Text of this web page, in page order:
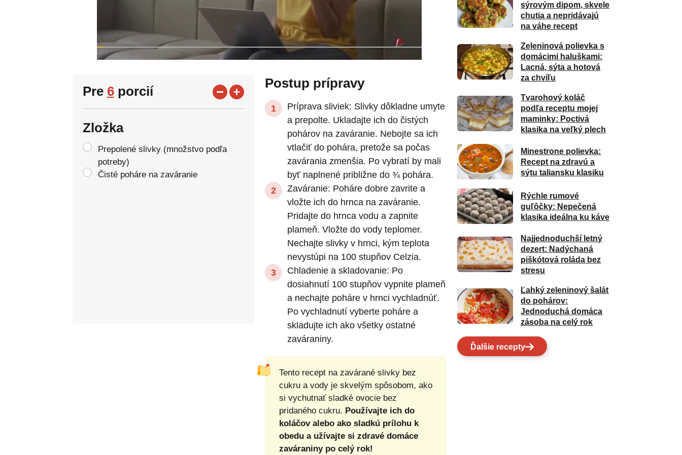
Pre 6porcií
Zložka
Prepolené slivky (množstvo podľa
potreby)
Čisté poháre na zaváranie
Postup prípravy
Príprava sliviek: Slivky dôkladne umyte
a prepolte. Ukladajte ich do čistých
pohárov na zaváranie. Nebojte sa ich
vtlačiť do pohára, pretože sa počas
zavárania zmenšia. Po vybratí by mali
byť naplnené približne do ¾ pohára.
Zaváranie: Poháre dobre zavrite a
vložte ich do hrnca na zaváranie.
Pridajte do hrnca vodu a zapnite
plameň. Vložte do vody teplomer.
Nechajte slivky v hrnci, kým teplota
nevystúpi na 100 stupňov Celzia.
Chladenie a skladovanie: Po
dosiahnutí 100 stupňov vypnite plameň
a nechajte poháre v hrnci vychladnúť.
Po vychladnutí vyberte poháre a
skladujte ich ako všetky ostatné
zaváraniny.
Tento recept na zavárané slivky bez
cukru a vody je skvelým spôsobom, ako
si vychutnať sladké ovocie bez
pridaného cukru. Používajte ich do
koláčov alebo ako sladkú prílohu k
obedu a užívajte si zdravé domáce
zaváraniny po celý rok!
sýrovým dipom, skvele
chutia a nepridávajú
na váhe recept
Zeleninová polievka s
domácimi haluškami:
Lacná, sýta a hotová
za chvíľu
Tvarohový koláč
podľa receptu mojej
maminky: Poctivá
klasika na veľký plech
Minestrone polievka:
Recept na zdravú a
sýtu taliansku klasiku
Rýchle rumové
guľôčky: Nepečená
klasika ideálna ku káve
Najjednoduchší letný
dezert: Nadýchaná
piškótová roláda bez
stresu
Ľahký zeleninový šalát
do pohárov:
Jednoduchá domáca
zásoba na celý rok
Ďalšie recepty